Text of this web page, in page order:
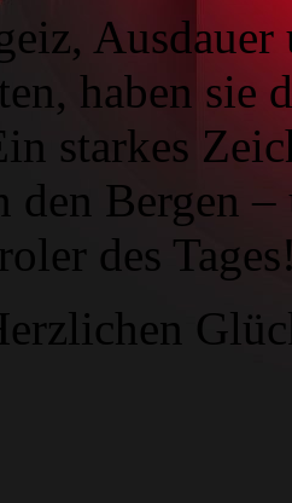
Ausdauer
haben sie
starkes
den Bergen
des